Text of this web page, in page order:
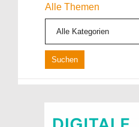
Alle Themen